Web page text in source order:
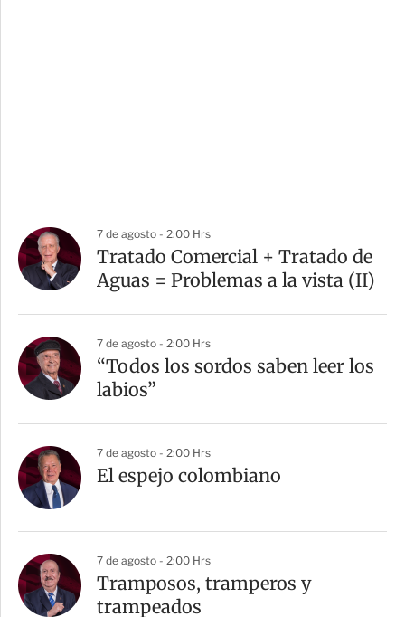
7 de agosto - 2:00 Hrs
Tratado Comercial + Tratado de
Aguas = Problemas a la vista (II)
7 de agosto - 2:00 Hrs
“Todos los sordos saben leer los
labios”
7 de agosto - 2:00 Hrs
El espejo colombiano
7 de agosto - 2:00 Hrs
Tramposos, tramperos y
trampeados